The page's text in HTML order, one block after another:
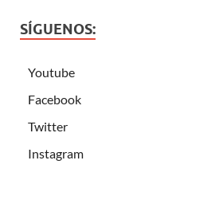
SÍGUENOS:
Youtube
Facebook
Twitter
Instagram